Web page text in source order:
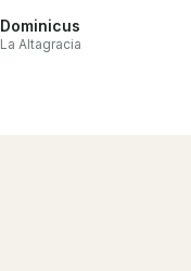
Dominicus
La Altagracia